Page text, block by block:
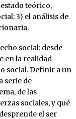
teórico,
3) el análisis de
social: desde
en la realidad
social. Definir a un
serie de
de las
sociales, y qué
el ser